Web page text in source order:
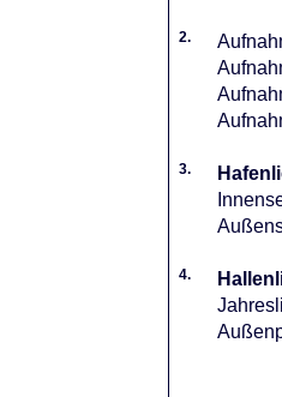
2.
3.
4.